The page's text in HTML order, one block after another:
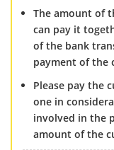
The amount of
can pay it
of the bank
payment of the
Please pay the
one in
involved in the
amount of the